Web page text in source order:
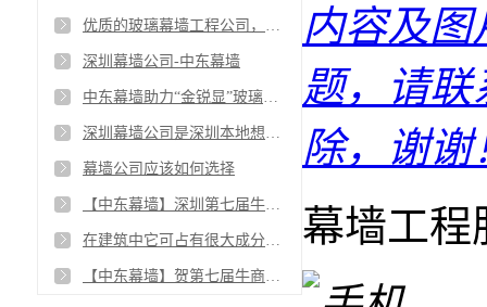
优质的玻璃幕墙工程公司，请联系【中东幕墙】
深圳幕墙公司-中东幕墙
中东幕墙助力“金锐显”玻璃幕墙，提升楼宇价值100%
深圳幕墙公司是深圳本地想做幕墙公司的优选
幕墙公司应该如何选择
【中东幕墙】深圳第七届牛商争霸赛百度推广培训心得！
在建筑中它可占有很大成分【玻璃钢】
【中东幕墙】贺第七届牛商争霸赛宝安枭龙战队启动会圆满落幕！
内容及
题，请联
除，谢谢
幕墙工程